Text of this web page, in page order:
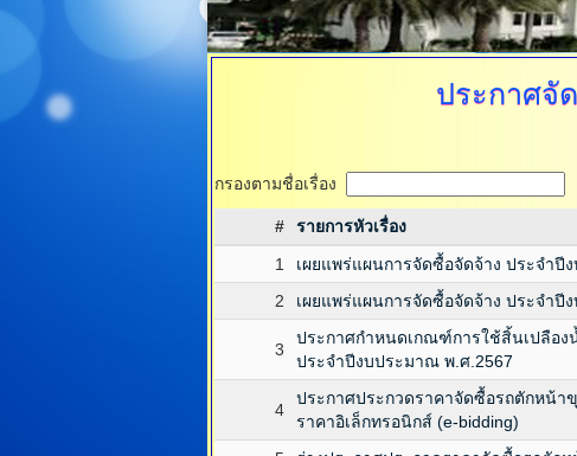
ประกาศจั
กรองตามชื่อเรื่อง
# รายการหัวเรื่อง
1
เผยแพร่แผนการจัดซื้อจัดจ้าง ประจำปี
2
เผยแพร่แผนการจัดซื้อจัดจ้าง ประจำปี
3
ประกาศกำหนดเกณฑ์การใช้สิ้นเปลือง
ประจำปีงบประมาณ พ.ศ.2567
4
ประกาศประกวดราคาจัดซื้อรถตักหน้
ราคาอิเล็กทรอนิกส์ (e-bidding)